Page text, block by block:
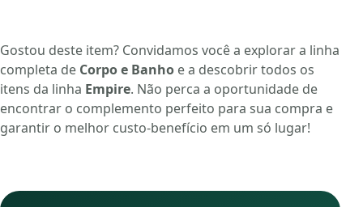
Gostou deste item? Convidamos você a explorar a linha
completa de Corpo e Banho e a descobrir todos os
itens da linha Empire. Não perca a oportunidade de
encontrar o complemento perfeito para sua compra e
garantir o melhor custo-benefício em um só lugar!